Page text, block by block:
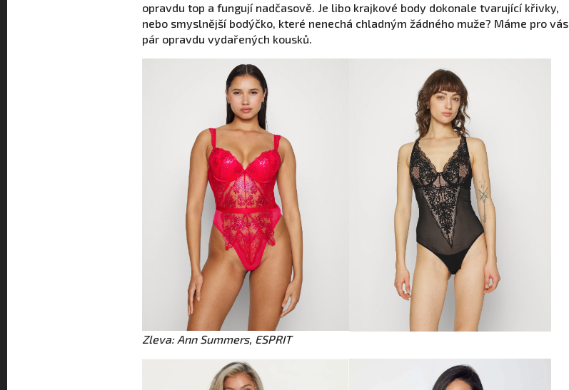
opravdu top a fungují nadčasově. Je libo krajkové body dokonale tvarující křivky,
nebo smyslnější bodýčko, které nenechá chladným žádného muže? Máme pro vás
pár opravdu vydařených kousků.
Zleva: Ann Summers, ESPRIT